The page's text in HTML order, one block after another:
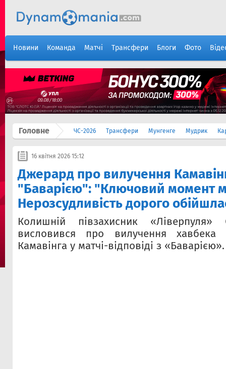
Новини Команда Матчі Трансфери Блоги Фото
Головне ЧС-2026 Трансфери Мунгенге Мудрик
16 квітня 2026 15:12
Джерард про вилучення
"Баварією": "Ключовий момент
Нерозсудливість дорого
Колишній півзахисник «Ліверпуля»
висловився про вилучення хавбека
Камавінга у матчі-відповіді з «Баварією».